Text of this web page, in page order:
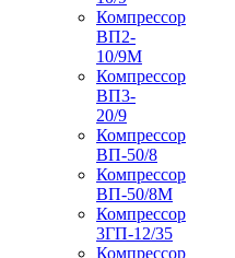
Компрессор
ВП2-
10/9М
Компрессор
ВП3-
20/9
Компрессор
ВП-50/8
Компрессор
ВП-50/8М
Компрессор
3ГП-12/35
Компрессор